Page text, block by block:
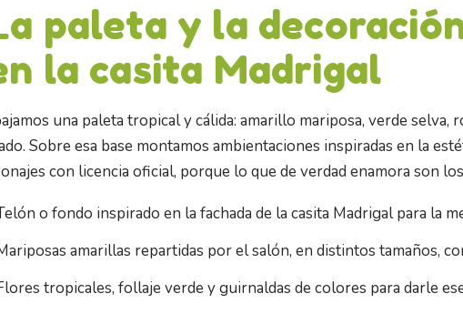
paleta y la
la casita Madrigal
una paleta tropical y cálida: amarillo mariposa, verde selva,
Sobre esa base montamos ambientaciones inspiradas en la
con licencia oficial, porque lo que de verdad enamora son
o fondo inspirado en la fachada de la casita Madrigal para la
amarillas repartidas por el salón, en distintos tamaños,
tropicales, follaje verde y guirnaldas de colores para darle